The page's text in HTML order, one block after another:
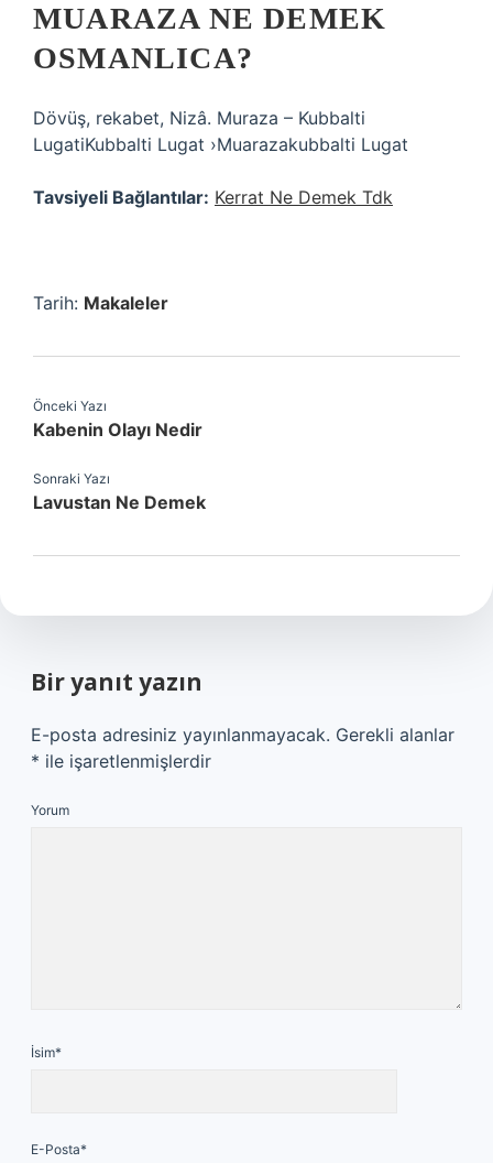
MUARAZA NE DEMEK
OSMANLICA?
Dövüş, rekabet, Nizâ. Muraza – Kubbalti
LugatiKubbalti Lugat ›Muarazakubbalti Lugat
Tavsiyeli Bağlantılar: Kerrat Ne Demek Tdk
Tarih: Makaleler
Önceki Yazı
Kabenin Olayı Nedir
Sonraki Yazı
Lavustan Ne Demek
Bir yanıt yazın
E-posta adresiniz yayınlanmayacak. Gerekli alanlar
* ile işaretlenmişlerdir
Yorum
İsim*
E-Posta*